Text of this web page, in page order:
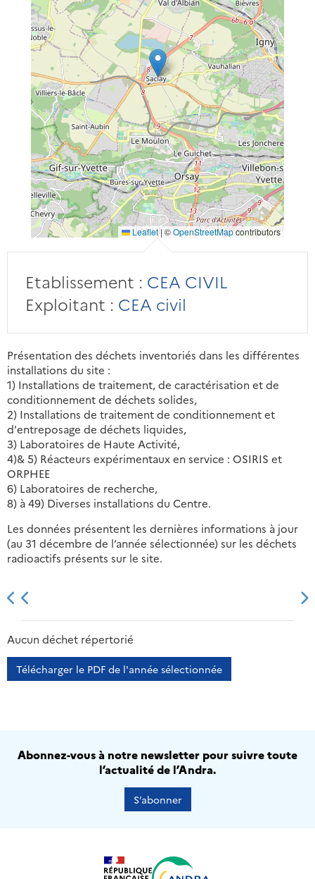
Leaflet |©OpenStreetMapcontributors
Etablissement : CEA CIVIL
Exploitant : CEA civil
Présentation des déchets inventoriés dans les différentes
installations du site :
1) Installations de traitement, de caractérisation et de
conditionnement de déchets solides,
2) Installations de traitement de conditionnement et
d'entreposage de déchets liquides,
3) Laboratoires de Haute Activité,
4)& 5) Réacteurs expérimentaux en service : OSIRIS et
ORPHEE
6) Laboratoires de recherche,
8) à 49) Diverses installations du Centre.
Les données présentent les dernières informations à jour
(au 31 décembre de l’année sélectionnée) sur les déchets
radioactifs présents sur le site.
2013 2014
Aucun déchet répertorié
Télécharger le PDF de l'année sélectionnée
Abonnez-vous à notre newsletter pour suivre toute
l’actualité de l’Andra.
S’abonner